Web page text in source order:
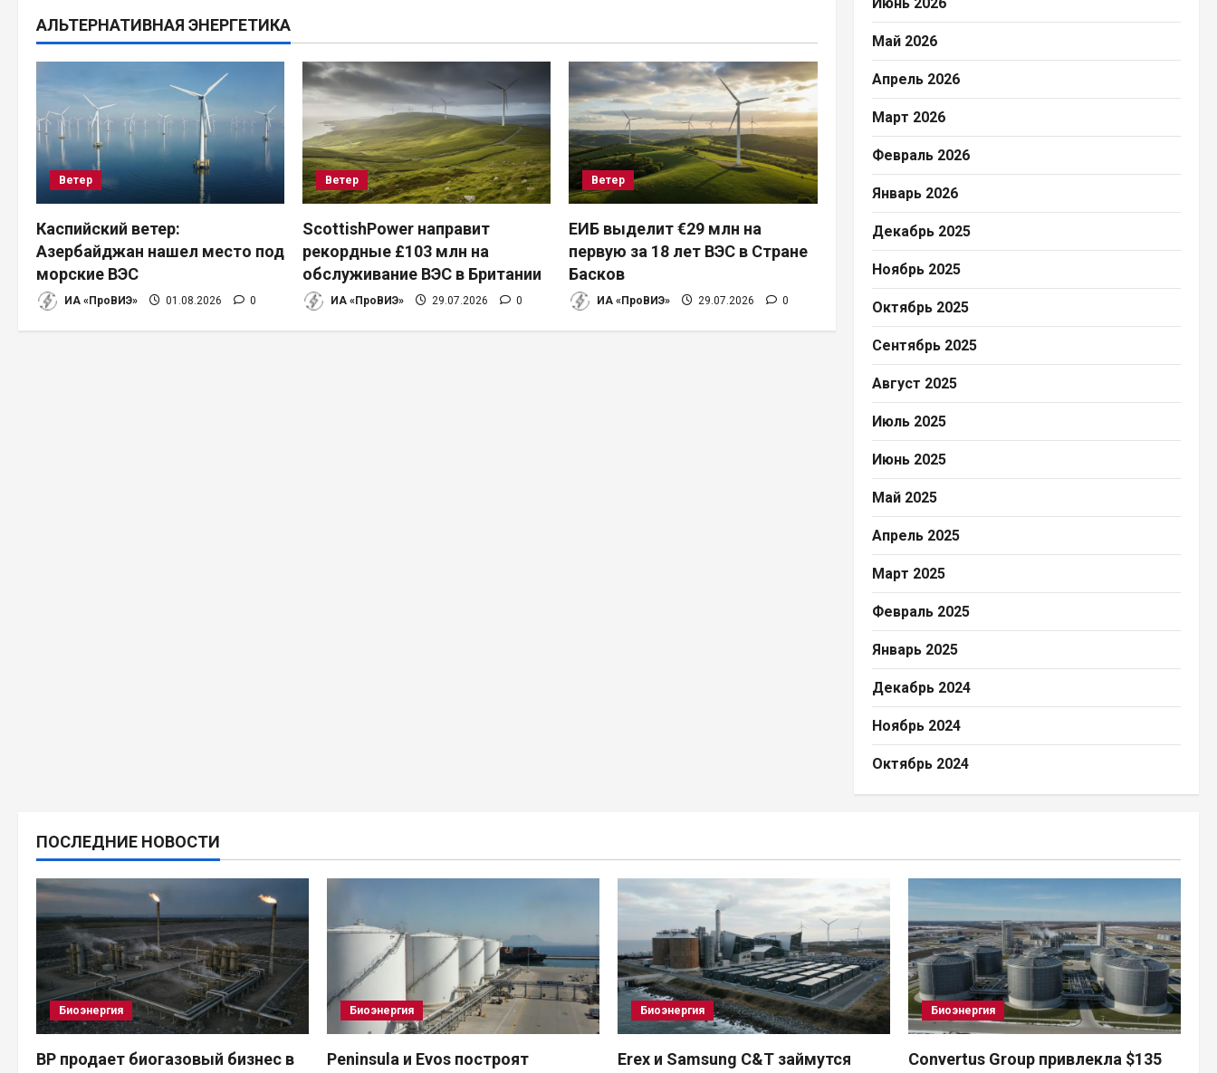
г
а
ц
и
я
п
о
з
АЛЬТЕРНАТИВНАЯ ЭНЕРГЕТИКА
Ветер
Каспийский ветер:
Азербайджан нашел место под
морские ВЭС
ИА «ПроВИЭ» 01.08.2026 0
Ветер
ScottishPower направит
рекордные £103 млн на
обслуживание ВЭС в Британии
ИА «ПроВИЭ» 29.07.2026 0
Ветер
ЕИБ выделит €29 млн на
первую за 18 лет ВЭС в Стране
Басков
ИА «ПроВИЭ» 29.07.2026 0
Июнь 2026
Май 2026
Апрель 2026
Март 2026
Февраль 2026
Январь 2026
Декабрь 2025
Ноябрь 2025
Октябрь 2025
Сентябрь 2025
Август 2025
Июль 2025
Июнь 2025
Май 2025
Апрель 2025
Март 2025
Февраль 2025
Январь 2025
Декабрь 2024
Ноябрь 2024
Октябрь 2024
ПОСЛЕДНИЕ НОВОСТИ
Биоэнергия
BP продает биогазовый бизнес в
Биоэнергия
Peninsula и Evos построят
Биоэнергия
Erex и Samsung C&T займутся
Биоэнергия
Convertus Group привлекла $135